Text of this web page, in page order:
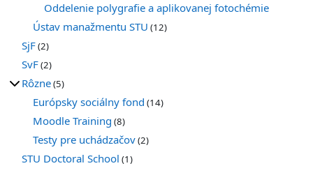
Oddelenie polygrafie a aplikovanej fotochémie
Ústav manažmentu STU (12)
SjF(2)
SvF(2)
Rôzne(5)
Európsky sociálny fond (14)
Moodle Training (8)
Testy pre uchádzačov(2)
STU Doctoral School (1)